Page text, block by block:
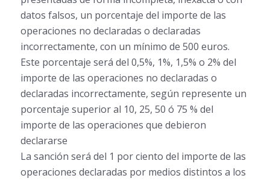
datos falsos, un porcentaje del importe de las
operaciones no declaradas o declaradas
incorrectamente, con un mínimo de 500 euros.
Este porcentaje será del 0,5%, 1%, 1,5% o 2% del
importe de las operaciones no declaradas o
declaradas incorrectamente, según represente un
porcentaje superior al 10, 25, 50 ó 75 % del
importe de las operaciones que debieron
declararse
La sanción será del 1 por ciento del importe de las
operaciones declaradas por medios distintos a los